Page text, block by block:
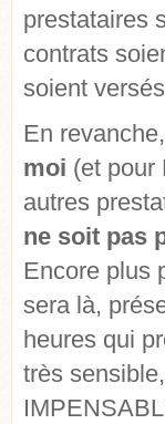
prestataires
contrats
soient
En revanche,
moi (et pour
autres
ne soit pas
Encore plus
sera là,
heures qui
très